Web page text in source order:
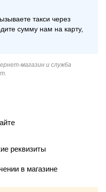
такси через
сумму нам на карту,
магазин и служба
реквизиты
в магазине